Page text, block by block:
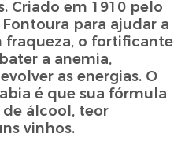
Criado em 1910 pelo
para ajudar a
fraqueza, o fortificante
a anemia,
as energias. O
é que sua fórmula
álcool, teor
vinhos.